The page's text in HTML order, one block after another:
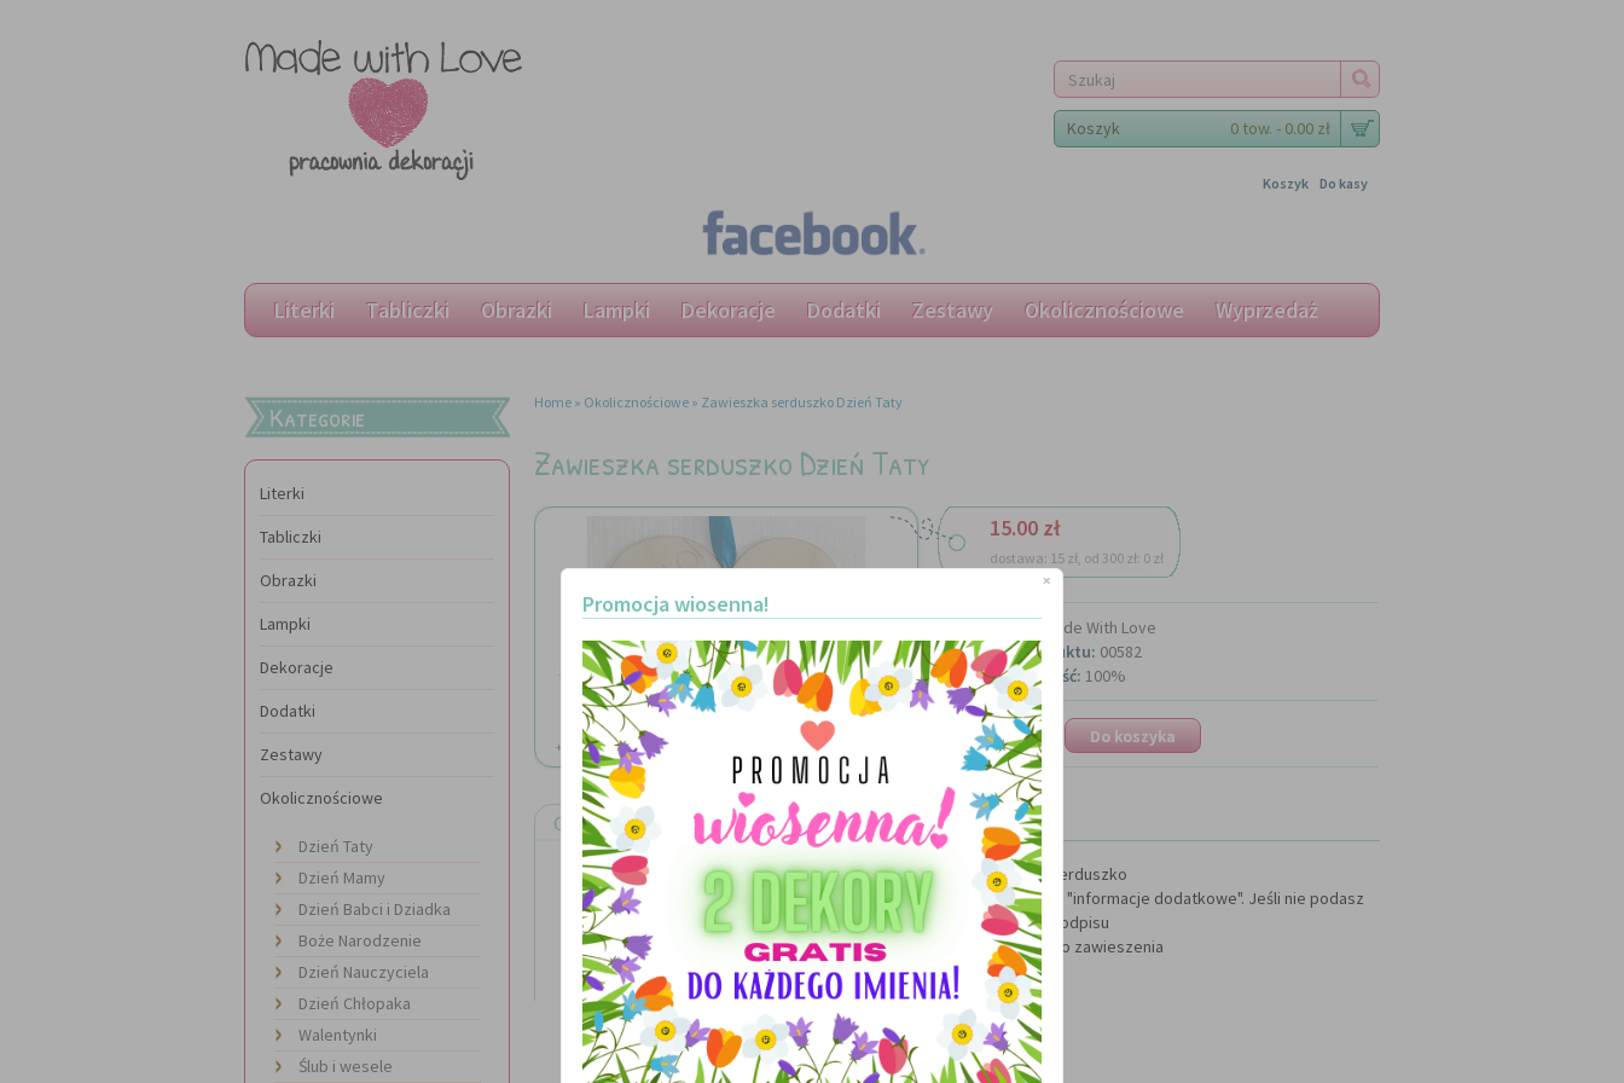
Koszyk 0 tow. - 0.00 zł
Koszyk Do kasy
Literki Tabliczki Obrazki Lampki Dekoracje Dodatki Zestawy Okolicznościowe Wyprzedaż
Kategorie
Literki
Tabliczki
Obrazki
Lampki
Dekoracje
Dodatki
Zestawy
Okolicznościowe
Dzień Taty
Dzień Mamy
Dzień Babci i Dziadka
Boże Narodzenie
Dzień Nauczyciela
Dzień Chłopaka
Walentynki
Ślub i wesele
Home » Okolicznościowe » Zawieszka serduszko Dzień Taty
Zawieszka serduszko Dzień Taty
+ ZOOM
15.00 zł
dostawa: 15 zł, od 300 zł: 0 zł
Made With Love
Kod produktu: 00582
Dostępność: 100%
Ilość:
Opis produktu
Drewniana zawieszka na lusterko - serduszko
Pod dedykacją możemy zamieścić inne imię - podaj je nam nam w polu "informacje dodatkowe". Jeśli nie podasz
imienia wyślemy serduszko bez podpisu
Cena dotyczy 1 szt. - gratis wstążeczka do zawieszenia
×
Promocja wiosenna!